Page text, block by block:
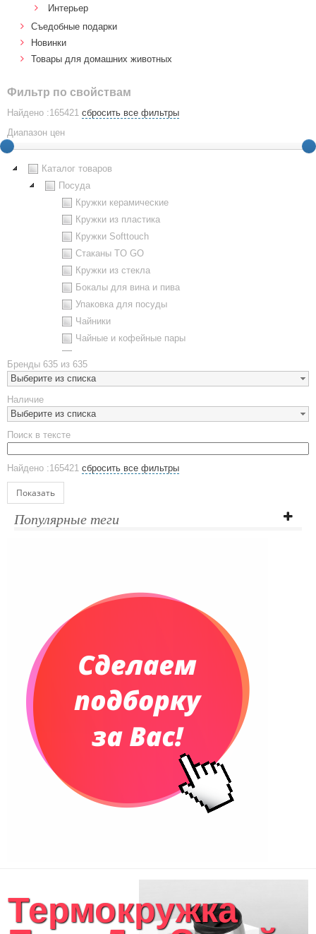
Интерьер
Cъедобные подарки
Новинки
Товары для домашних животных
Фильтр по свойствам
Найдено :165421 сбросить все фильтры
Диапазон цен
Каталог товаров
Посуда
Кружки керамические
Кружки из пластика
Кружки Softtouch
Стаканы TO GO
Кружки из стекла
Бокалы для вина и пива
Упаковка для посуды
Чайники
Чайные и кофейные пары
Наборы посуды
Предметы сервировки
Стаканы
Эко кружки
ЕВРОПОСУДА
Аксессуары
Ежедневники и блокноты
Датированные ежедневники
Планинги недатированные
Телефонные книжки
Сумки и Рюкзаки
Сумки для планшетов и ноутбуков
Рюкзаки
Конференц-сумки
Сумки для покупок промо
Несессеры и косметички
Сумки дорожные
Женские сумки
Текстиль для ванной комнаты
Кухонные приспособления
Бренды 635 из 635
Выберите из списка
Наличие
Выберите из списка
Поиск в тексте
Найдено :165421 сбросить все фильтры
Показать
Популярные теги
Термокружка